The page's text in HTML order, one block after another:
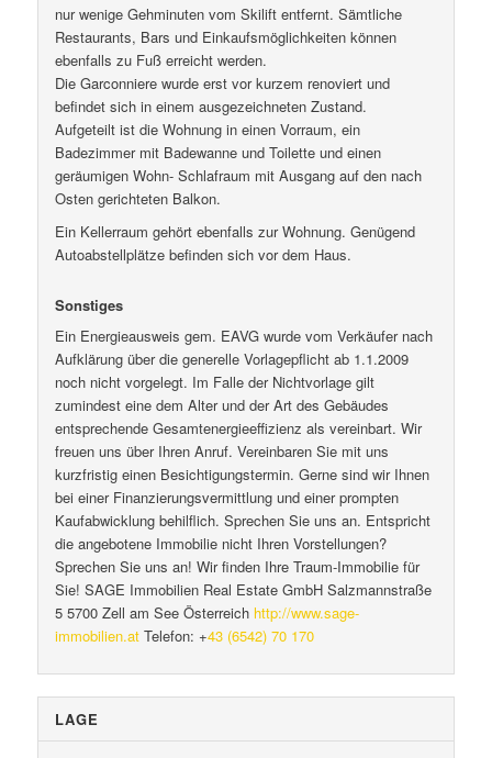
nur wenige Gehminuten vom Skilift entfernt. Sämtliche
Restaurants, Bars und Einkaufsmöglichkeiten können
ebenfalls zu Fuß erreicht werden.
Die Garconniere wurde erst vor kurzem renoviert und
befindet sich in einem ausgezeichneten Zustand.
Aufgeteilt ist die Wohnung in einen Vorraum, ein
Badezimmer mit Badewanne und Toilette und einen
geräumigen Wohn- Schlafraum mit Ausgang auf den nach
Osten gerichteten Balkon.
Ein Kellerraum gehört ebenfalls zur Wohnung. Genügend
Autoabstellplätze befinden sich vor dem Haus.
Sonstiges
Ein Energieausweis gem. EAVG wurde vom Verkäufer nach
Aufklärung über die generelle Vorlagepflicht ab 1.1.2009
noch nicht vorgelegt. Im Falle der Nichtvorlage gilt
zumindest eine dem Alter und der Art des Gebäudes
entsprechende Gesamtenergieeffizienz als vereinbart. Wir
freuen uns über Ihren Anruf. Vereinbaren Sie mit uns
kurzfristig einen Besichtigungstermin. Gerne sind wir Ihnen
bei einer Finanzierungsvermittlung und einer prompten
Kaufabwicklung behilflich. Sprechen Sie uns an. Entspricht
die angebotene Immobilie nicht Ihren Vorstellungen?
Sprechen Sie uns an! Wir finden Ihre Traum-Immobilie für
Sie! SAGE Immobilien Real Estate GmbH Salzmannstraße
5 5700 Zell am See Österreich http://www.sage-
immobilien.atTelefon: +43 (6542) 70 170
LAGE